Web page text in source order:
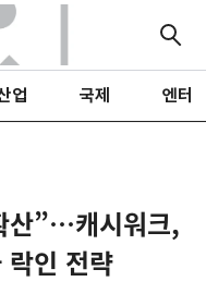
업 국제 엔터
산”…캐시워크,
락인 전략